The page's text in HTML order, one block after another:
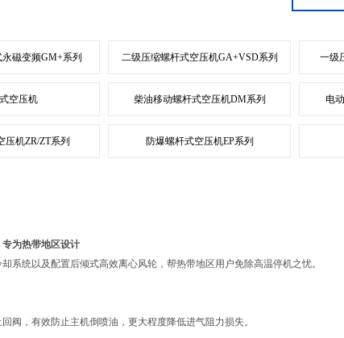
为热带地区设计
系统以及配置后倾式高效离心风轮，帮热带地区用户免除高温停机之忧。
阀，有效防止主机倒喷油，更大程度降低进气阻力损失。
磁变频GM+系列 二级压缩螺杆式空压机GA+VSD系列 一级
空压机 柴油移动螺杆式空压机DM系列 电
压机ZR/ZT系列 防爆螺杆式空压机EP系列